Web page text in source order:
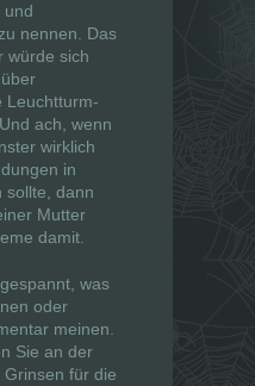
und
nennen. Das
würde sich
Leuchtturm-
ach, wenn
wirklich
in
sollte, dann
Mutter
damit.
was
oder
meinen.
Sie an der
für die